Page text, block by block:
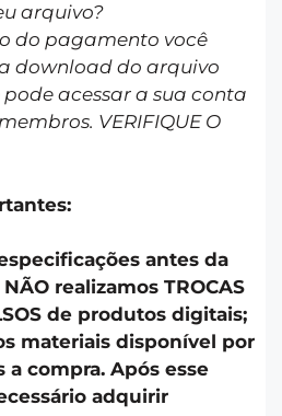
arquivo?
do pagamento você
download do arquivo
pode acessar a sua conta
VERIFIQUE O
antes da
realizamos TROCAS
de produtos digitais;
materiais disponível por
a compra. Após esse
adquirir